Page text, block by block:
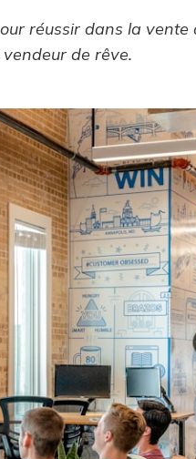
réussir dans la vente
de rêve.